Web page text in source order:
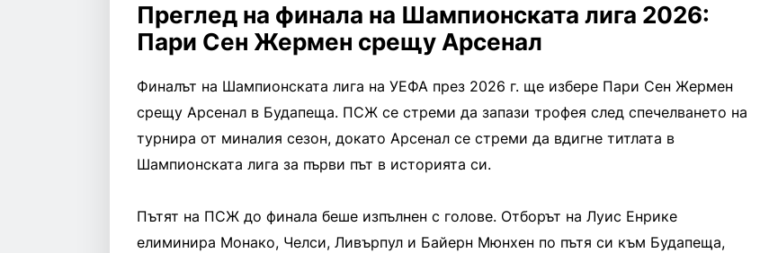
Преглед на финала на Шампионската лига 2026:
Пари Сен Жермен срещу Арсенал
Финалът на Шампионската лига на УЕФА през 2026 г. ще избере Пари Сен Жермен
срещу Арсенал в Будапеща. ПСЖ се стреми да запази трофея след спечелването на
турнира от миналия сезон, докато Арсенал се стреми да вдигне титлата в
Шампионската лига за първи път в историята си.
Пътят на ПСЖ до финала беше изпълнен с голове. Отборът на Луис Енрике
елиминира Монако, Челси, Ливърпул и Байерн Мюнхен по пътя си към Будапеща,